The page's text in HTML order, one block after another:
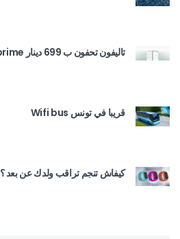
تاليفون تحفون ب 699 دينار Huawei Y 7 prime
قريبا في تونس Wifi bus
كيفاش تنجم تراقب ولدك عن بعد ؟